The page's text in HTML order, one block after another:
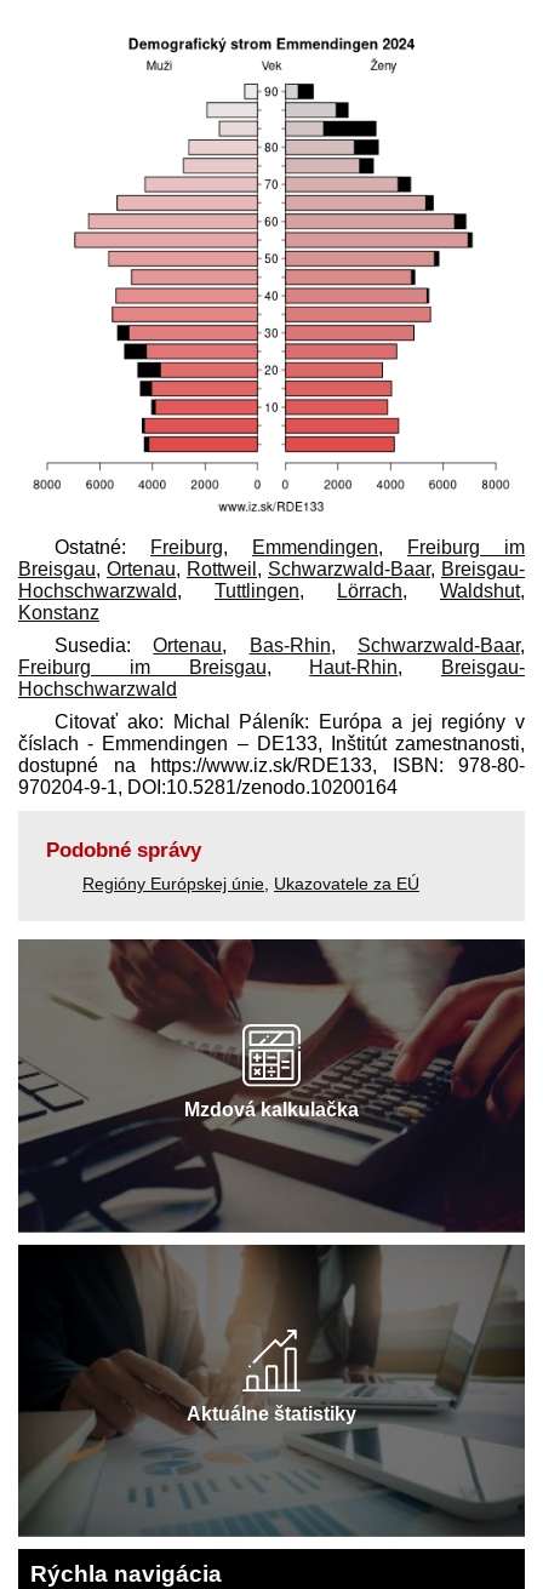
Ostatné: Freiburg, Emmendingen,
Freiburg im
Breisgau, Ortenau, Rottweil , Schwarzwald-Baar, Breisgau-
Hochschwarzwald, Tuttlingen, Lörrach, Waldshut,
Konstanz
Susedia:Ortenau, Bas-Rhin, Schwarzwald-Baar,
Freiburg im Breisgau, Haut-Rhin,
Breisgau-
Hochschwarzwald
Citovať ako: Michal Páleník: Európa a jej regióny v
číslach - Emmendingen – DE133, Inštitút zamestnanosti,
dostupné na https://www.iz.sk/​RDE133, ISBN: 978-80-
970204-9-1, DOI:10.5281/zenodo.10200164
Podobné správy
Regióny Európskej únie Ukazovatele za EÚ
Mzdová kalkulačka
Aktuálne štatistiky
Rýchla navigácia